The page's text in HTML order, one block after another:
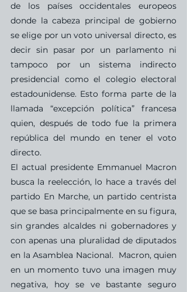
de los países occidentales europeos
donde la cabeza principal de gobierno
se elige por un voto universal directo, es
decir sin pasar por un parlamento ni
tampoco por un sistema indirecto
presidencial como el colegio electoral
estadounidense. Esto forma parte de la
llamada “excepción política” francesa
quien, después de todo fue la primera
república del mundo en tener el voto
directo.
El actual presidente Emmanuel Macron
busca la reelección, lo hace a través del
partido En Marche, un partido centrista
que se basa principalmente en su figura,
sin grandes alcaldes ni gobernadores y
con apenas una pluralidad de diputados
en la Asamblea Nacional.  Macron, quien
en un momento tuvo una imagen muy
negativa, hoy se ve bastante seguro